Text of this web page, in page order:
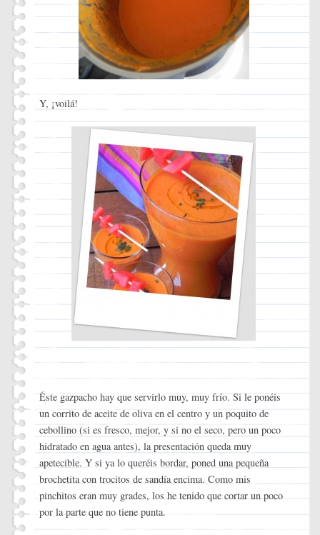
Y, ¡voilá!
Éste gazpacho hay que servirlo muy, muy frío. Si le ponéis
un corrito de aceite de oliva en el centro y un poquito de
cebollino (si es fresco, mejor, y si no el seco, pero un poco
hidratado en agua antes), la presentación queda muy
apetecible. Y si ya lo queréis bordar, poned una pequeña
brochetita con trocitos de sandía encima. Como mis
pinchitos eran muy grades, los he tenido que cortar un poco
por la parte que no tiene punta.